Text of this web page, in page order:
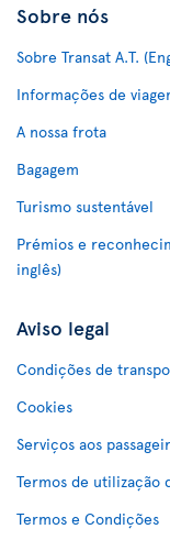
Sobre nós
Sobre Transat A.T.
Informações de
A nossa frota
Bagagem
Turismo sustentável
Prémios e
inglês)
Aviso legal
Condições de
Cookies
Serviços aos
Termos de utilização
Termos e Condições